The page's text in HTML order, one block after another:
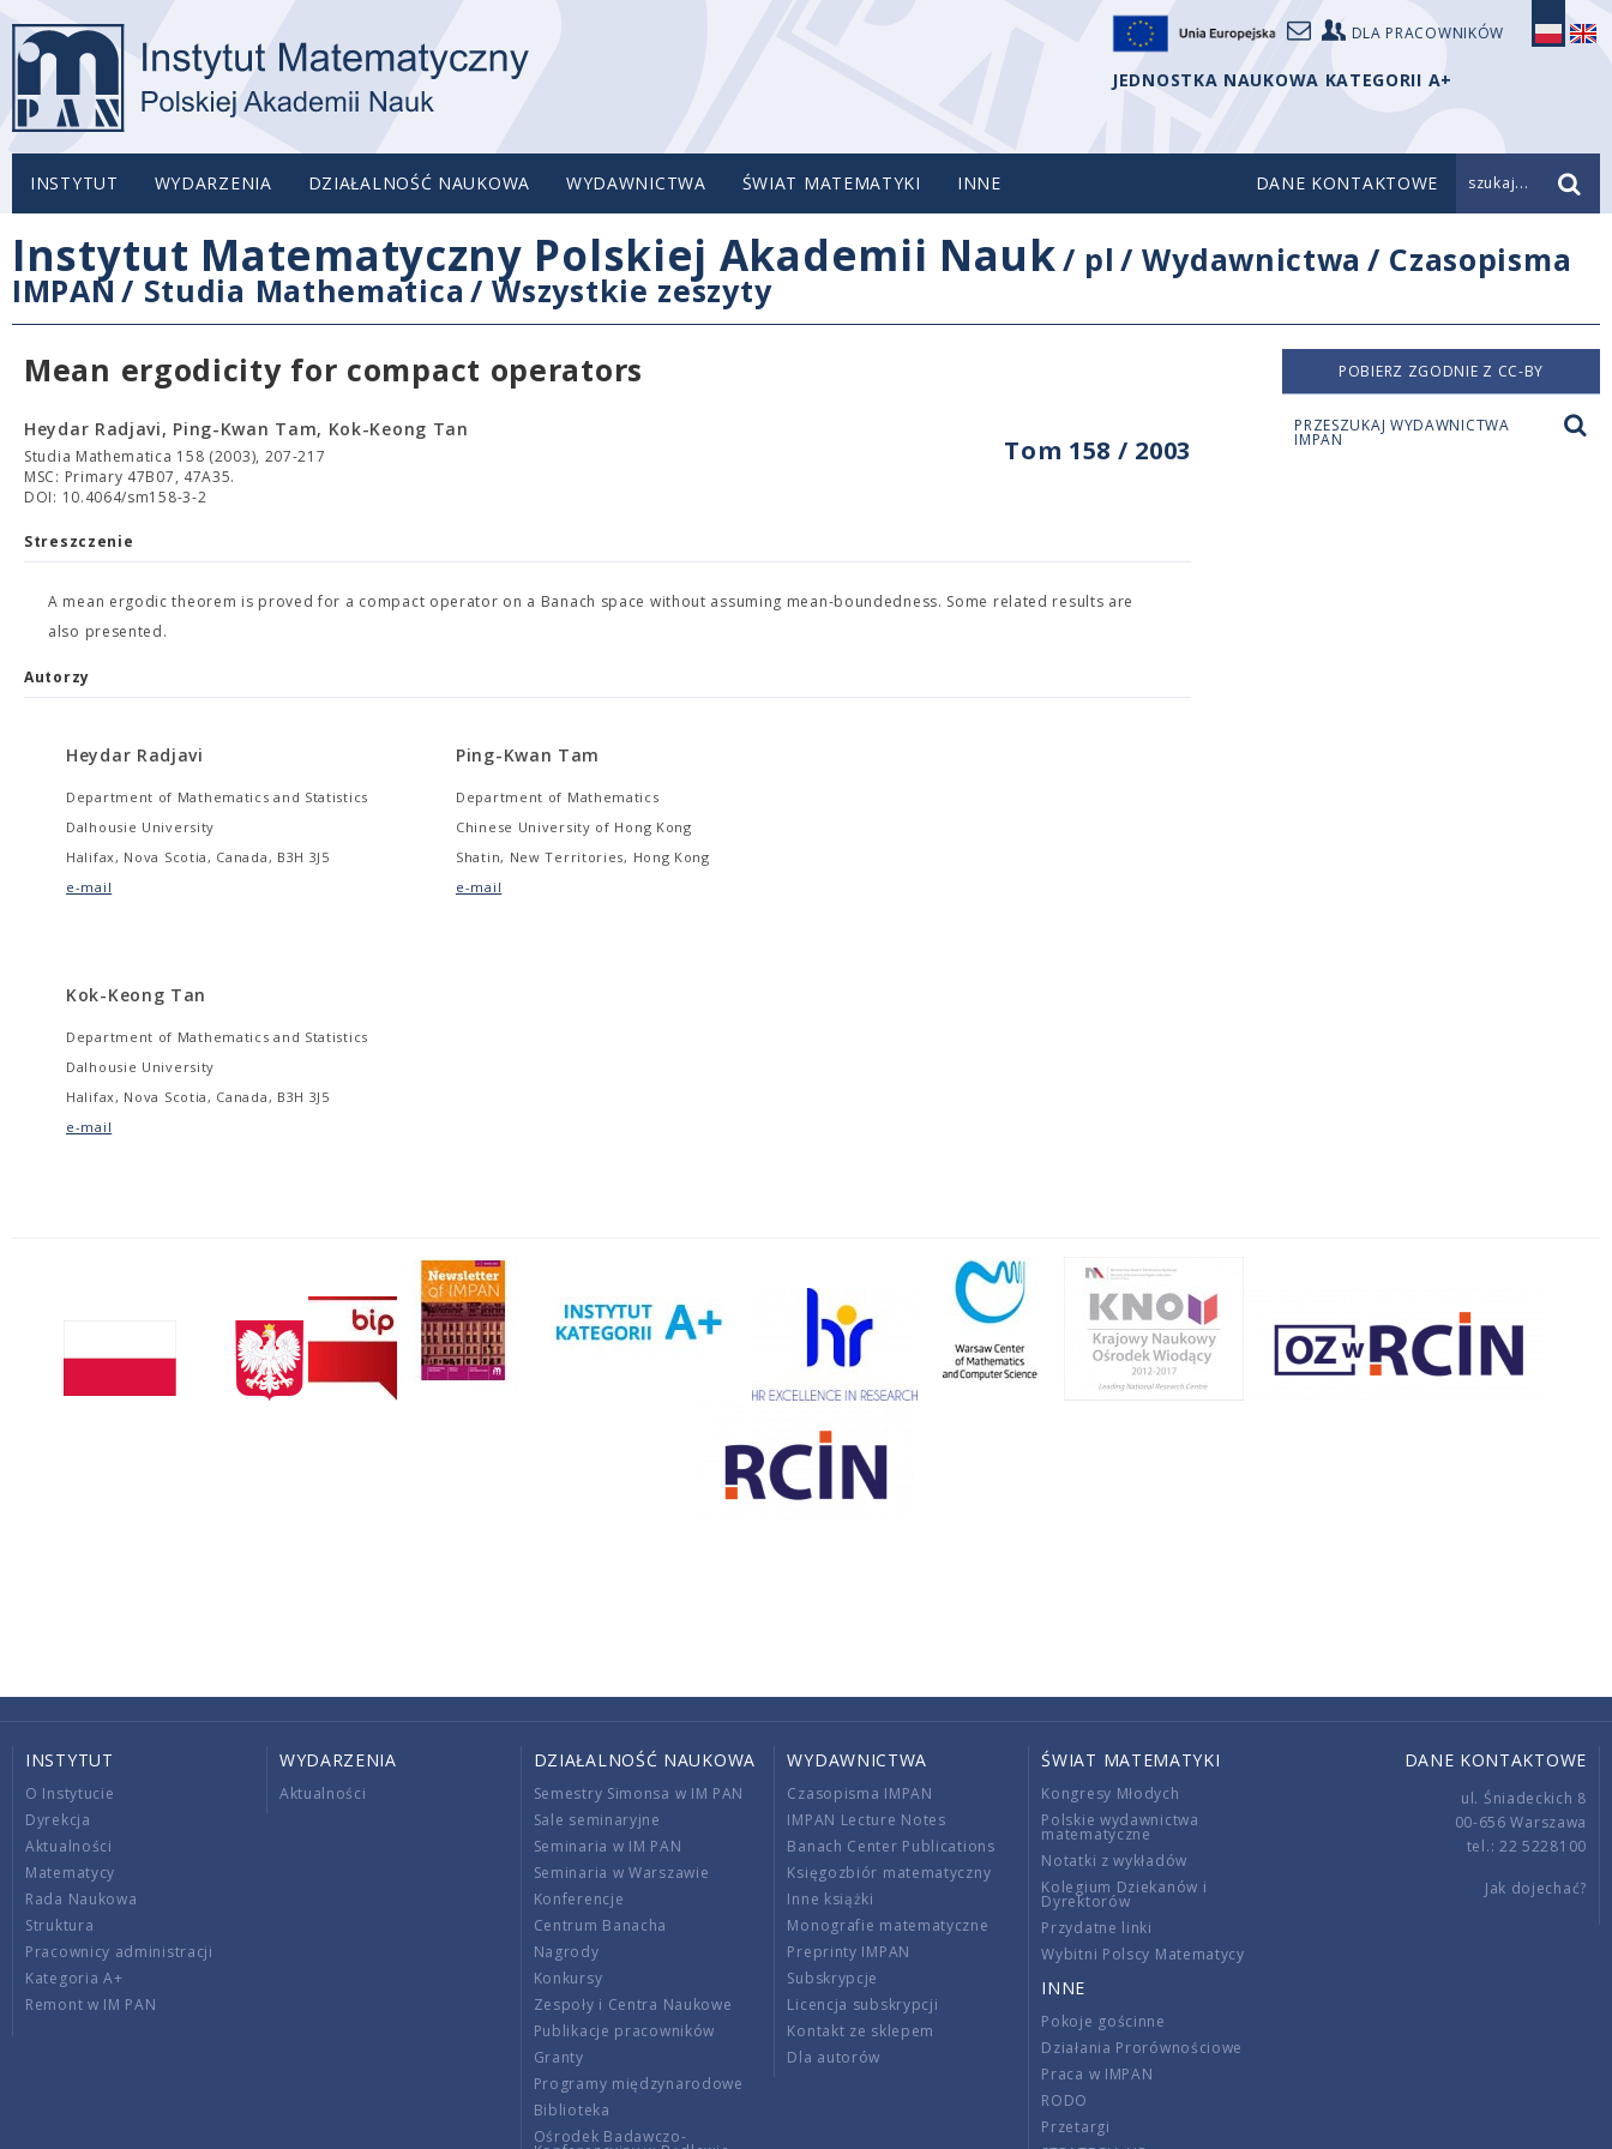
DLA PRACOWNIKÓW
JEDNOSTKA NAUKOWA KATEGORII A+
INSTYTUT WYDARZENIA DZIAŁALNOŚĆ NAUKOWA WYDAWNICTWA ŚWIAT MATEMATYKI INNE DANE KONTAKTOWE szukaj...
Instytut Matematyczny Polskiej Akademii Nauk/ pl /Wydawnictwa / Czasopisma
IMPAN / Studia Mathematica /Wszystkie zeszyty
Mean ergodicity for compact operators
Tom 158 / 2003
Heydar Radjavi, Ping-Kwan Tam, Kok-Keong Tan
Studia Mathematica 158 (2003), 207-217
MSC: Primary 47B07, 47A35.
DOI: 10.4064/sm158-3-2
Streszczenie
A mean ergodic theorem is proved for a compact operator on a Banach space without assuming mean-boundedness. Some related results are
also presented.
Autorzy
Heydar Radjavi
Department of Mathematics and Statistics
Dalhousie University
Halifax, Nova Scotia, Canada, B3H 3J5
e-mail
Ping-Kwan Tam
Department of Mathematics
Chinese University of Hong Kong
Shatin, New Territories, Hong Kong
e-mail
Kok-Keong Tan
Department of Mathematics and Statistics
Dalhousie University
Halifax, Nova Scotia, Canada, B3H 3J5
e-mail
POBIERZ ZGODNIE Z CC-BY
PRZESZUKAJ WYDAWNICTWA
IMPAN
INSTYTUT
O Instytucie
Dyrekcja
Aktualności
Matematycy
Rada Naukowa
Struktura
Pracownicy administracji
Kategoria A+
Remont w IM PAN
WYDARZENIA
Aktualności
DZIAŁALNOŚĆ NAUKOWA
Semestry Simonsa w IM PAN
Sale seminaryjne
Seminaria w IM PAN
Seminaria w Warszawie
Konferencje
Centrum Banacha
Nagrody
Konkursy
Zespoły i Centra Naukowe
Publikacje pracowników
Granty
Programy międzynarodowe
Biblioteka
Ośrodek Badawczo-
WYDAWNICTWA
Czasopisma IMPAN
IMPAN Lecture Notes
Banach Center Publications
Księgozbiór matematyczny
Inne książki
Monografie matematyczne
Preprinty IMPAN
Subskrypcje
Licencja subskrypcji
Kontakt ze sklepem
Dla autorów
ŚWIAT MATEMATYKI
Kongresy Młodych
Polskie wydawnictwa
matematyczne
Notatki z wykładów
Kolegium Dziekanów i
Dyrektorów
Przydatne linki
Wybitni Polscy Matematycy
INNE
Pokoje gościnne
Działania Prorównościowe
Praca w IMPAN
RODO
Przetargi
DANE KONTAKTOWE
ul. Śniadeckich 8
00-656 Warszawa
tel.: 22 5228100
Jak dojechać?